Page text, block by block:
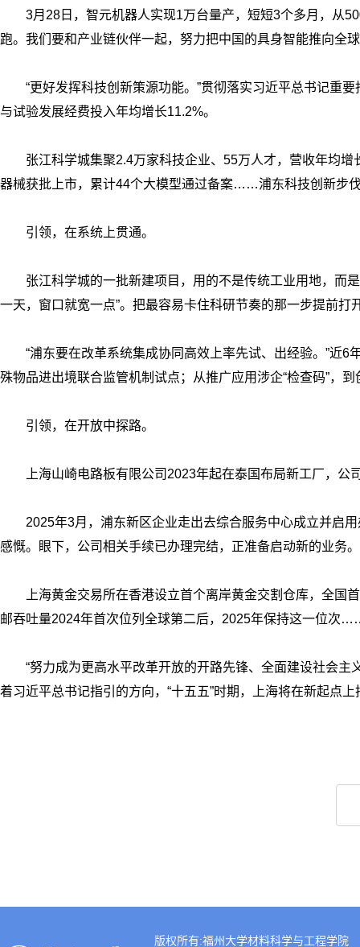
3月28日，智元机器人实现1万台量产，短短3个多月，从
跑。我们要和产业链伙伴一起，努力把中国的具身智能推向全
“更好发挥科技创新策源功能。”贯彻落实习近平总书记重
与试验发展经费投入年均增长11.2%。
张江科学城集聚2.4万家科技企业、55万人才，营收年均
器械获批上市，累计44个大模型通过备案……浦东科技创新步
引领，在系统上贯通。
张江科学城的一批新建项目，用的不是传统工业用地，
一天，窗口就宽一点”。把最容易卡住科研节奏的那一步提前打
“浦东要在改革系统集成协同高效上率先试、出经验。”近6
殊物品进出境联合监管机制试点；从推广应用涉企“检查码”，
引领，在开放中探路。
上海山崎电路板有限公司2023年起在泰国布局新工厂，
2025年3月，浦东新区企业走出去综合服务中心成立并启
感慨。眼下，公司相关手续已办理完结，正准备启动新的业务。
上海黄金交易所在香港设立首个离岸黄金交割仓库，全
邮吞吐量2024年首次位列全球第二后，2025年保持这一位次
“努力成为更高水平改革开放的开路先锋、全面建设社会主
着习近平总书记指引的方向，“十五五”时期，上海将在新起点
版权所有:福州大学材料科学与工程学院